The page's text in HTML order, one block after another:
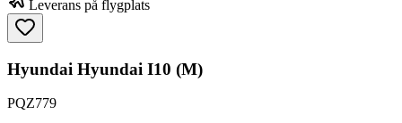
Leverans på flygplats
Hyundai Hyundai I10 (M)
PQZ779